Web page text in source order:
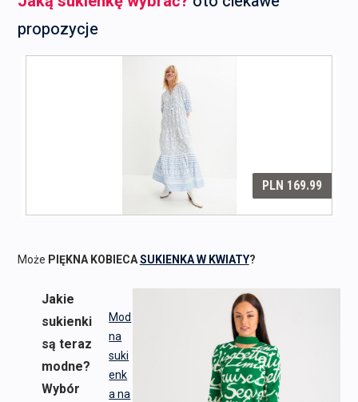
propozycje
Może PIĘKNA KOBIECASUKIENKA W KWIATY?
Mod
na
suki
enk
a na
Jakie
sukienki
są teraz
modne?
Wybór